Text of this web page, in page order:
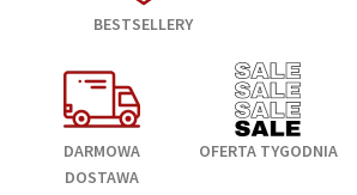
BESTSELLERY
DARMOWA
DOSTAWA
OFERTA TYGODNIA